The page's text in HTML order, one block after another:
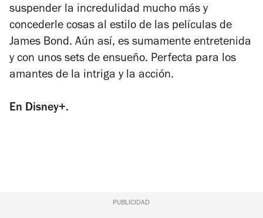
suspender la incredulidad mucho más y
concederle cosas al estilo de las películas de
James Bond. Aún así, es sumamente entretenida
y con unos sets de ensueño. Perfecta para los
amantes de la intriga y la acción.
En Disney+.
PUBLICIDAD